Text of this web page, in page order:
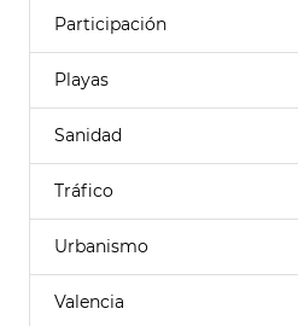
Participación
Playas
Sanidad
Tráfico
Urbanismo
Valencia